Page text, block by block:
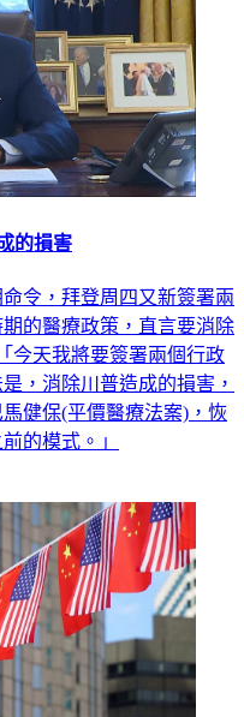
的損害
令，拜登周四又新簽署兩
的醫療政策，直言要消除
今天我將要簽署兩個行政
，消除川普造成的損害，
健保(平價醫療法案)，恢
的模式。」